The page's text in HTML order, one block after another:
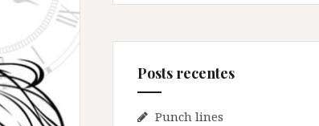
i
a
r
p
Posts recentes
Punch lines